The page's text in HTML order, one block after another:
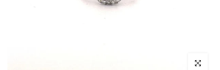
Clicca per